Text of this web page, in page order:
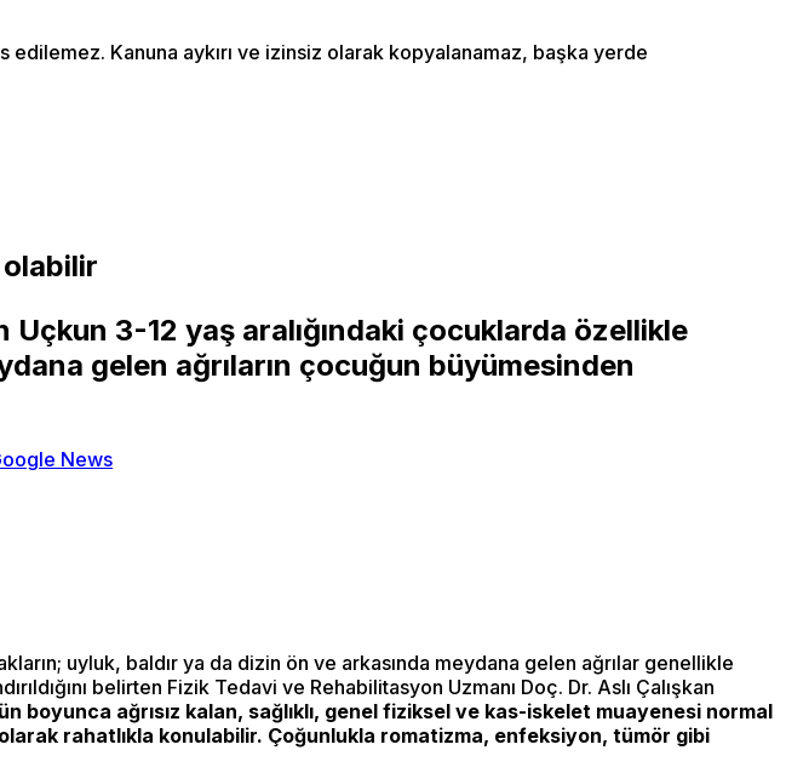
Kanuna aykırı ve izinsiz olarak kopyalanamaz, başka yerde
olabilir
Uçkun 3-12 yaş aralığındaki çocuklarda özellikle
gelen ağrıların çocuğun büyümesinden
uyluk, baldır ya da dizin ön ve arkasında meydana gelen ağrılar genellikle
belirten Fizik Tedavi ve Rehabilitasyon Uzmanı Doç. Dr. Aslı Çalışkan
boyunca ağrısız kalan, sağlıklı, genel fiziksel ve kas-iskelet muayenesi normal
rahatlıkla konulabilir. Çoğunlukla romatizma, enfeksiyon, tümör gibi